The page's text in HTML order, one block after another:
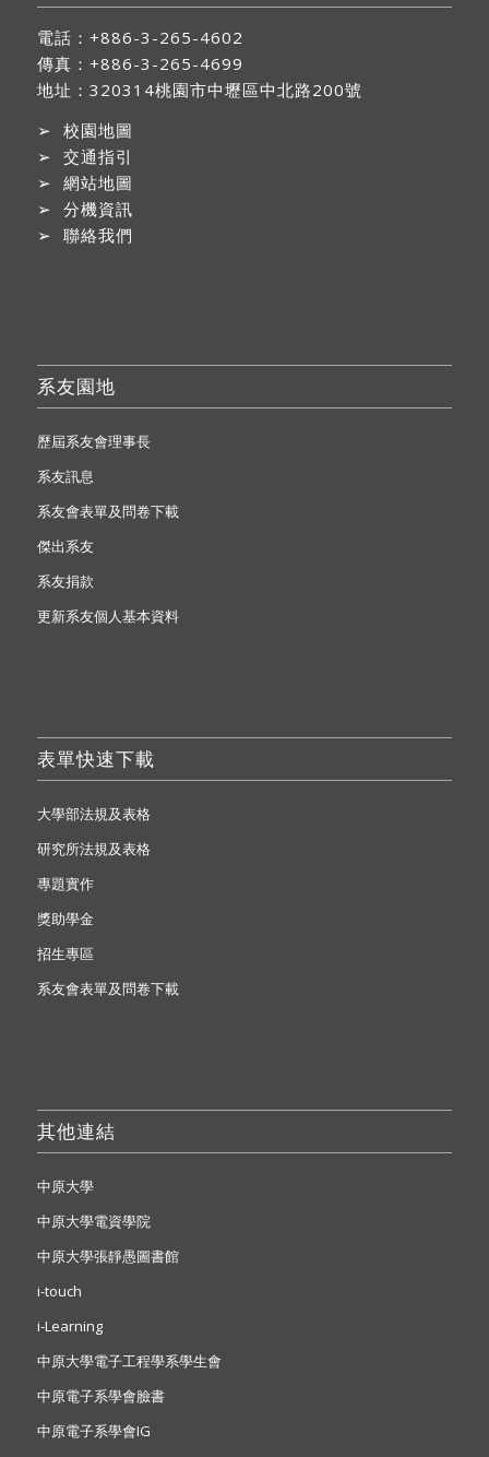
電話：+886-3-265-4602
傳真：+886-3-265-4699
地址： 320314桃園市中壢區中北路200號
➢ 校園地圖
➢ 交通指引
➢ 網站地圖
➢ 分機資訊
➢ 聯絡我們
系友園地
歷屆系友會理事長
系友訊息
系友會表單及問卷下載
傑出系友
系友捐款
更新系友個人基本資料
表單快速下載
大學部法規及表格
研究所法規及表格
專題實作
獎助學金
招生專區
系友會表單及問卷下載
其他連結
中原大學
中原大學電資學院
中原大學張靜愚圖書館
i-touch
i-Learning
中原大學電子工程學系學生會
中原電子系學會臉書
中原電子系學會IG